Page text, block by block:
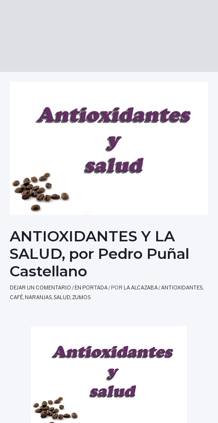
ANTIOXIDANTES Y LA
SALUD, por Pedro Puñal
Castellano
DEJAR UN COMENTARIO /EN PORTADA/ POR LA ALCAZABA/ANTIOXIDANTES,
CAFÉ, NARANJAS,SALUD, ZUMOS